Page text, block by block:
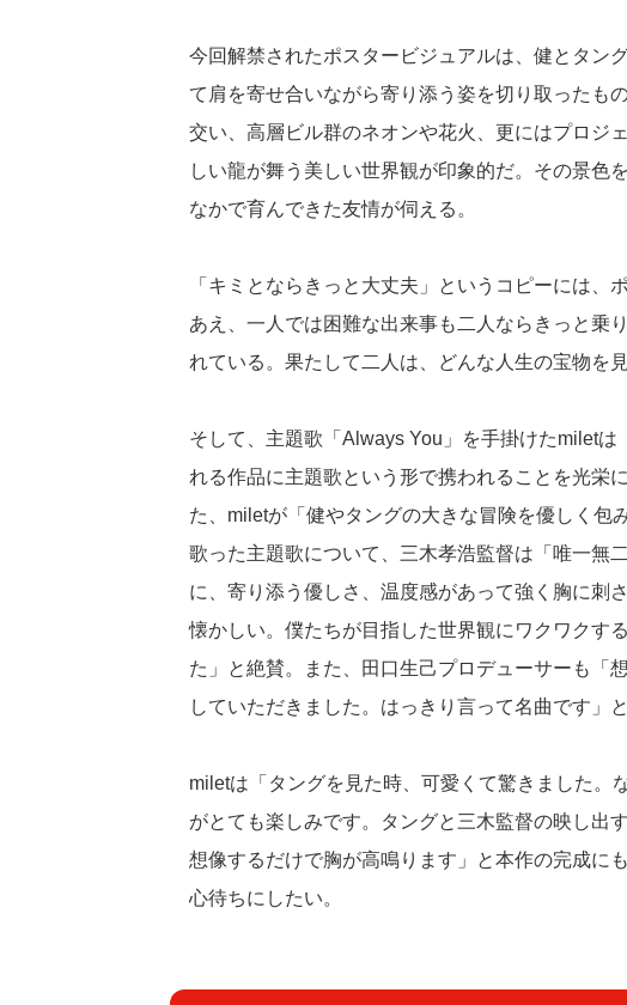
今回解禁されたポスタービジュアルは、健とタン
て肩を寄せ合いながら寄り添う姿を切り取ったも
交い、高層ビル群のネオンや花火、更にはプロジ
しい龍が舞う美しい世界観が印象的だ。その景色
なかで育んできた友情が伺える。
「キミとならきっと大丈夫」というコピーには、
あえ、一人では困難な出来事も二人ならきっと乗
れている。果たして二人は、どんな人生の宝物を
そして、主題歌「Always You」を手掛けたmilet
れる作品に主題歌という形で携われることを光栄
た、miletが「健やタングの大きな冒険を優しく包
歌った主題歌について、三木孝浩監督は「唯一無
に、寄り添う優しさ、温度感があって強く胸に刺
懐かしい。僕たちが目指した世界観にワクワクす
た」と絶賛。また、田口生己プロデューサーも「
していただきました。はっきり言って名曲です」
miletは「タングを見た時、可愛くて驚きました。
がとても楽しみです。タングと三木監督の映し出
想像するだけで胸が高鳴ります」と本作の完成に
心待ちにしたい。